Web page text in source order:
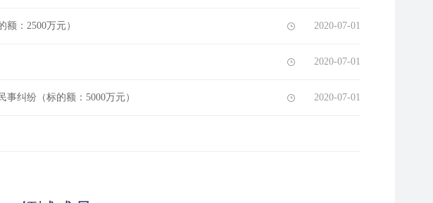
：2500万元） 2020-07-01
2020-07-01
纠纷（标的额：5000万元） 2020-07-01